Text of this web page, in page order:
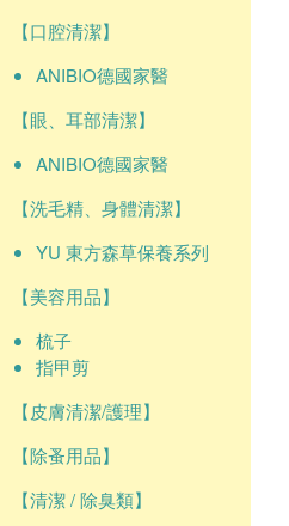
【口腔清潔】
ANIBIO德國家醫
【眼、耳部清潔】
ANIBIO德國家醫
【洗毛精、身體清潔】
YU 東方森草保養系列
【美容用品】
梳子
指甲剪
【皮膚清潔/護理】
【除蚤用品】
【清潔 / 除臭類】